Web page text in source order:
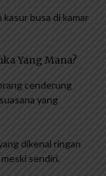
busa di kamar
Yang Mana?
cenderung
yang
dikenal ringan
sendiri.